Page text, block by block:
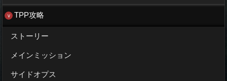
TPP攻略
ストーリー
メインミッション
サイドオプス